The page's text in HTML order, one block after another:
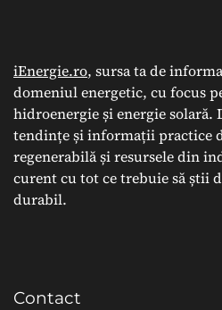
iEnergie.ro, sursa ta de
domeniul energetic, cu focus
hidroenergie și energie solară.
tendințe și informații practice
regenerabilă și resursele din
curent cu tot ce trebuie să știi
durabil.
Contact